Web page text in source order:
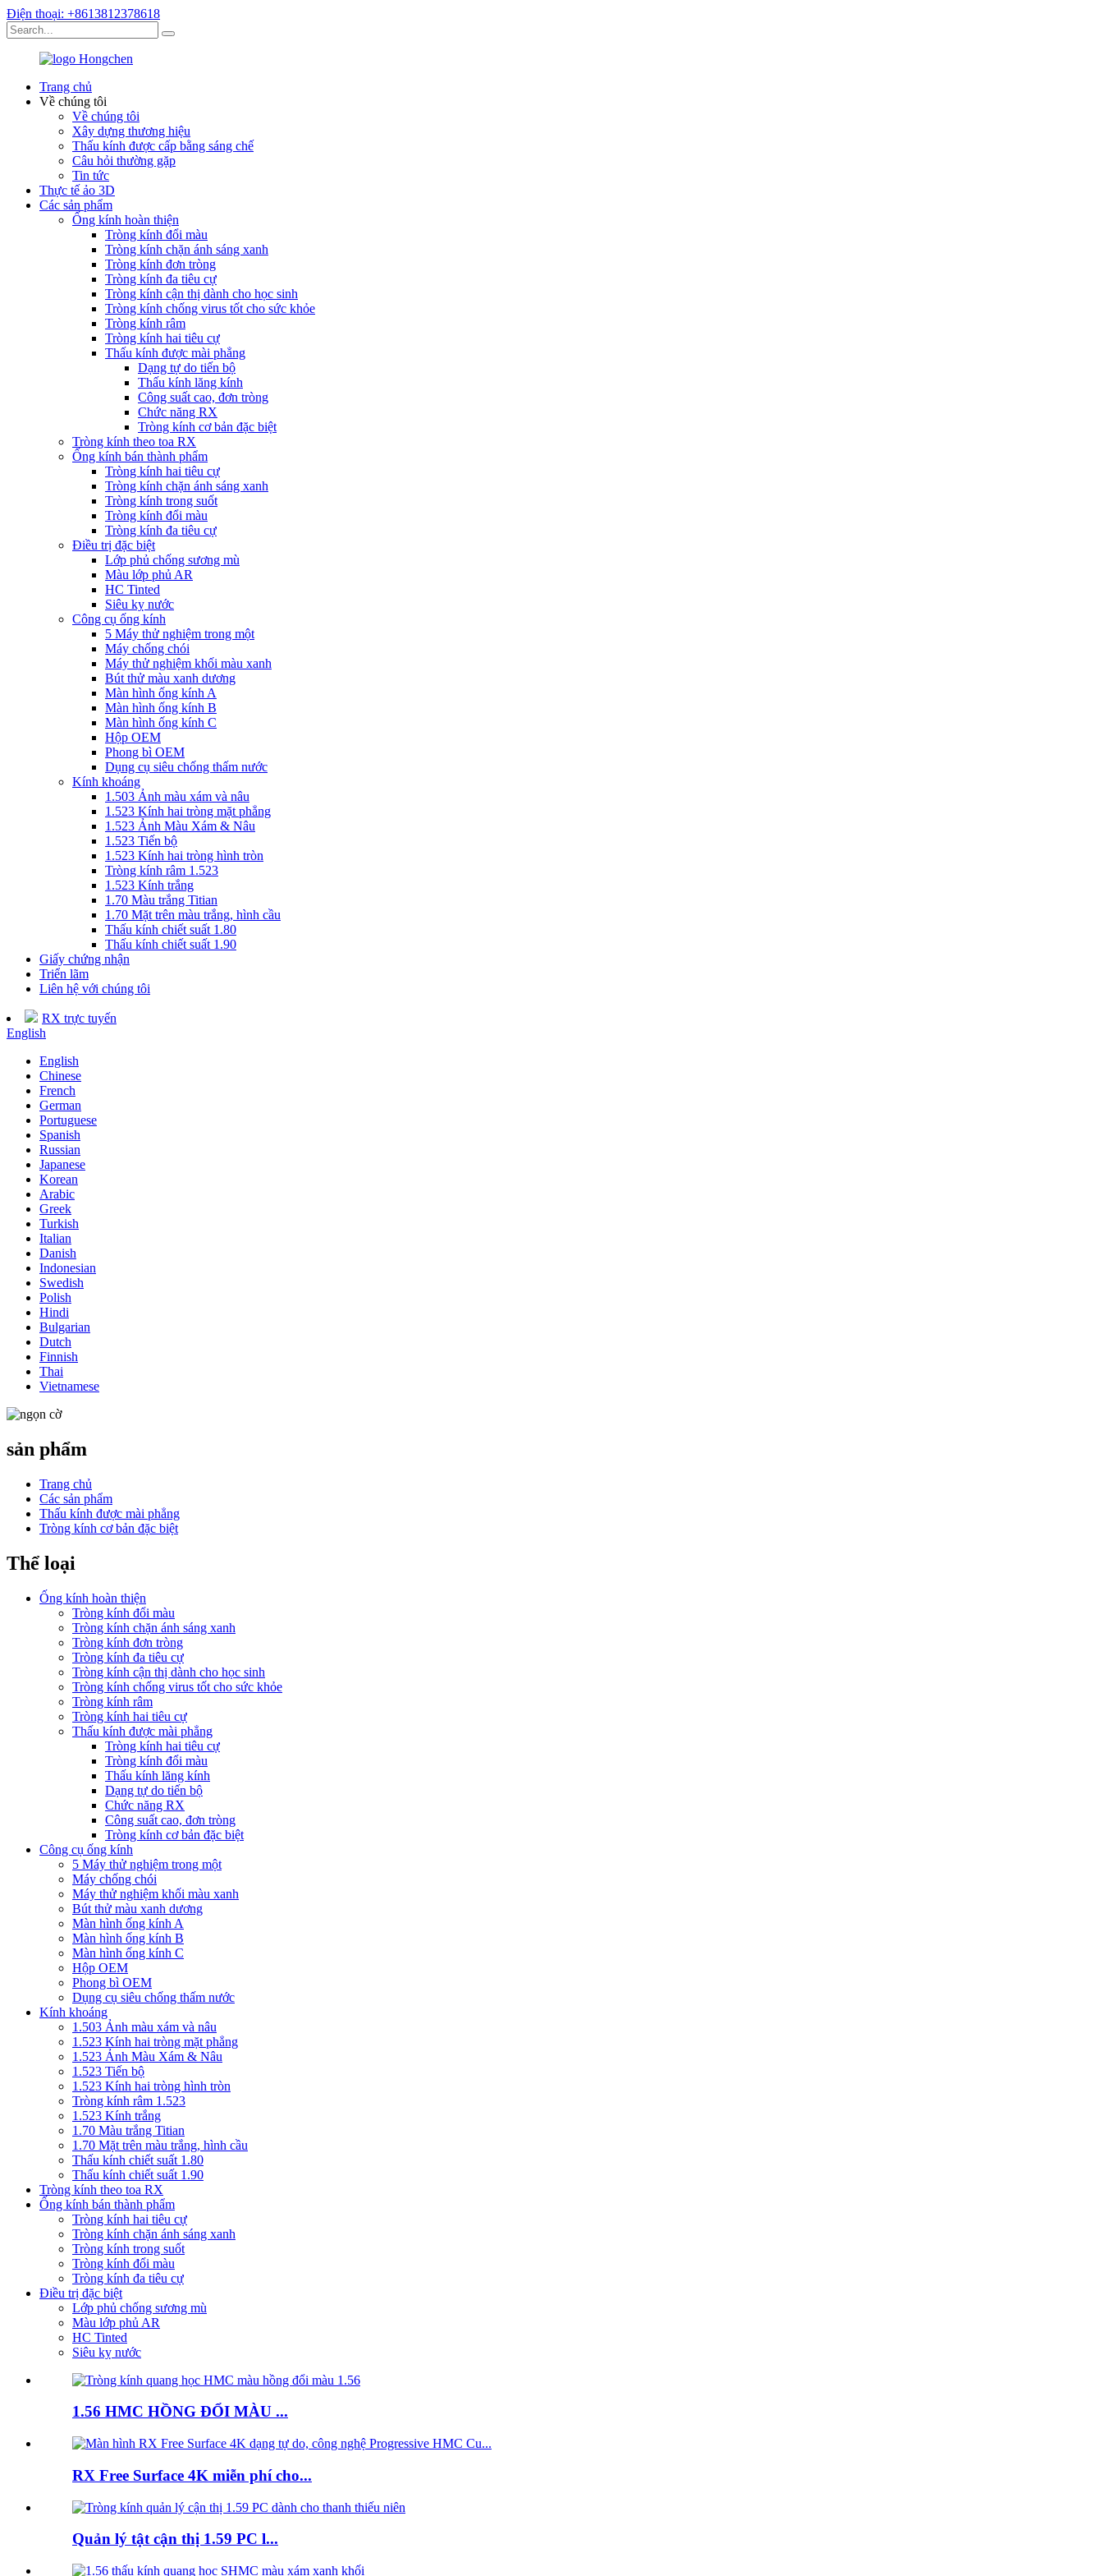
Điện thoại: +8613812378618
Trang chủ
Về chúng tôi
Về chúng tôi
Xây dựng thương hiệu
Thấu kính được cấp bằng sáng chế
Câu hỏi thường gặp
Tin tức
Thực tế ảo 3D
Các sản phẩm
Ống kính hoàn thiện
Tròng kính đổi màu
Tròng kính chặn ánh sáng xanh
Tròng kính đơn tròng
Tròng kính đa tiêu cự
Tròng kính cận thị dành cho học sinh
Tròng kính chống virus tốt cho sức khỏe
Tròng kính râm
Tròng kính hai tiêu cự
Thấu kính được mài phẳng
Dạng tự do tiến bộ
Thấu kính lăng kính
Công suất cao, đơn tròng
Chức năng RX
Tròng kính cơ bản đặc biệt
Tròng kính theo toa RX
Ống kính bán thành phẩm
Tròng kính hai tiêu cự
Tròng kính chặn ánh sáng xanh
Tròng kính trong suốt
Tròng kính đổi màu
Tròng kính đa tiêu cự
Điều trị đặc biệt
Lớp phủ chống sương mù
Màu lớp phủ AR
HC Tinted
Siêu kỵ nước
Công cụ ống kính
5 Máy thử nghiệm trong một
Máy chống chói
Máy thử nghiệm khối màu xanh
Bút thử màu xanh dương
Màn hình ống kính A
Màn hình ống kính B
Màn hình ống kính C
Hộp OEM
Phong bì OEM
Dụng cụ siêu chống thấm nước
Kính khoáng
1.503 Ảnh màu xám và nâu
1.523 Kính hai tròng mặt phẳng
1.523 Ảnh Màu Xám & Nâu
1.523 Tiến bộ
1.523 Kính hai tròng hình tròn
Tròng kính râm 1.523
1.523 Kính trắng
1.70 Màu trắng Titian
1.70 Mặt trên màu trắng, hình cầu
Thấu kính chiết suất 1.80
Thấu kính chiết suất 1.90
Giấy chứng nhận
Triển lãm
Liên hệ với chúng tôi
RX trực tuyến
English
English
Chinese
French
German
Portuguese
Spanish
Russian
Japanese
Korean
Arabic
Greek
Turkish
Italian
Danish
Indonesian
Swedish
Polish
Hindi
Bulgarian
Dutch
Finnish
Thai
Vietnamese
sản phẩm
Trang chủ
Các sản phẩm
Thấu kính được mài phẳng
Tròng kính cơ bản đặc biệt
Thể loại
Ống kính hoàn thiện
Tròng kính đổi màu
Tròng kính chặn ánh sáng xanh
Tròng kính đơn tròng
Tròng kính đa tiêu cự
Tròng kính cận thị dành cho học sinh
Tròng kính chống virus tốt cho sức khỏe
Tròng kính râm
Tròng kính hai tiêu cự
Thấu kính được mài phẳng
Tròng kính hai tiêu cự
Tròng kính đổi màu
Thấu kính lăng kính
Dạng tự do tiến bộ
Chức năng RX
Công suất cao, đơn tròng
Tròng kính cơ bản đặc biệt
Công cụ ống kính
5 Máy thử nghiệm trong một
Máy chống chói
Máy thử nghiệm khối màu xanh
Bút thử màu xanh dương
Màn hình ống kính A
Màn hình ống kính B
Màn hình ống kính C
Hộp OEM
Phong bì OEM
Dụng cụ siêu chống thấm nước
Kính khoáng
1.503 Ảnh màu xám và nâu
1.523 Kính hai tròng mặt phẳng
1.523 Ảnh Màu Xám & Nâu
1.523 Tiến bộ
1.523 Kính hai tròng hình tròn
Tròng kính râm 1.523
1.523 Kính trắng
1.70 Màu trắng Titian
1.70 Mặt trên màu trắng, hình cầu
Thấu kính chiết suất 1.80
Thấu kính chiết suất 1.90
Tròng kính theo toa RX
Ống kính bán thành phẩm
Tròng kính hai tiêu cự
Tròng kính chặn ánh sáng xanh
Tròng kính trong suốt
Tròng kính đổi màu
Tròng kính đa tiêu cự
Điều trị đặc biệt
Lớp phủ chống sương mù
Màu lớp phủ AR
HC Tinted
Siêu kỵ nước
1.56 HMC HỒNG ĐỔI MÀU ...
RX Free Surface 4K miễn phí cho...
Quản lý tật cận thị 1.59 PC l...